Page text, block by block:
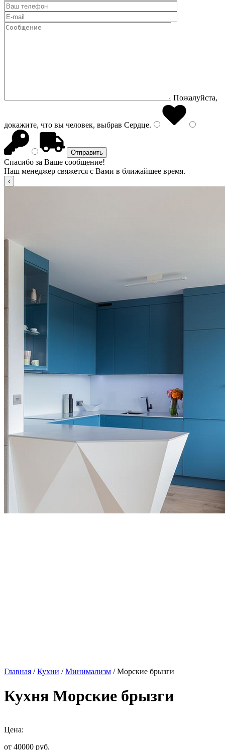
Пожалуйста,
докажите, что вы человек, выбрав Сердце.
Спасибо за Ваше сообщение!
Наш менеджер свяжется с Вами в ближайшее время.
Главная /Кухни /Минимализм / Морские брызги
Кухня Морские брызги
Цена:
от 40000 руб.